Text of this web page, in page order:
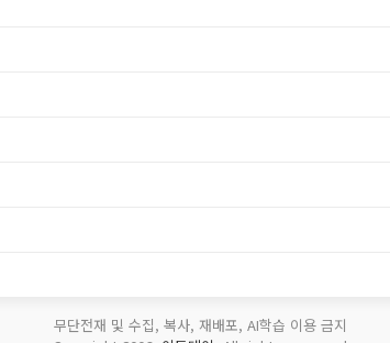
무단전재 및 수집, 복사, 재배포, AI학습 이용 금지